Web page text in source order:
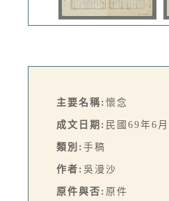
主要名稱: 懷念
成文日期: 民國69年6月
類別: 手稿
作者: 吳漫沙
原件與否: 原件